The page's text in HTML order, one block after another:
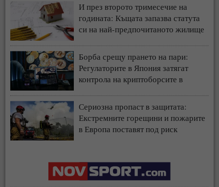
И през второто тримесечие на
годината: Къщата запазва статута
си на най-предпочитаното жилище
Борба срещу прането на пари:
Регулаторите в Япония затягат
контрола на криптоборсите в
Сериозна пропаст в защитата:
Екстремните горещини и пожарите
в Европа поставят под риск